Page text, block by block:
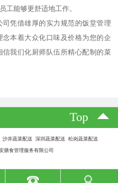
工能够更舒适地工作。
凭借雄厚的实力规范的饭堂管理
本着大众化口味及价格为您的企
我们化厨师队伍所精心配制的菜
Top
井蔬菜配送 深圳蔬菜配送 松岗蔬菜配送
膳食管理服务有限公司